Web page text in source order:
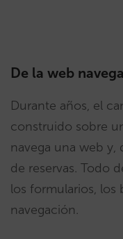
De la web
Durante años, el
construido sobre
navega una web
de reservas. Todo
los formularios, los
navegación.